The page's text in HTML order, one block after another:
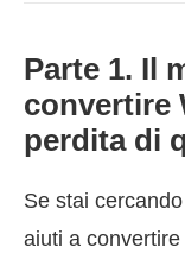
Parte 1. Il
convertire
perdita di
Se stai
aiuti a